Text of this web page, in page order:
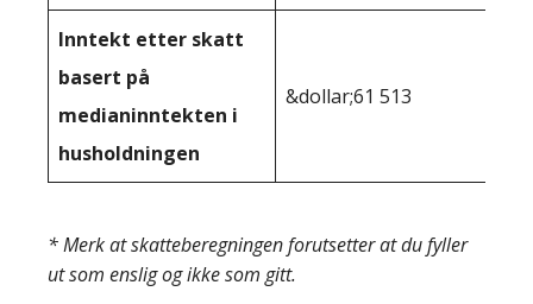
Inntekt etter skatt
basert på
medianinntekten i
husholdningen
&dollar;61 513
* Merk at skatteberegningen forutsetter at du fyller
ut som enslig og ikke som gitt.